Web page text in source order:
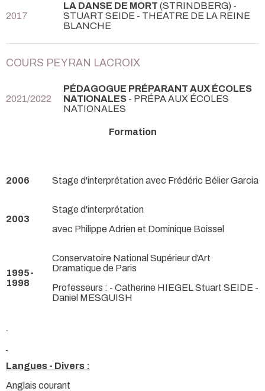
2017
LA DANSE DE MORT (STRINDBERG) -
STUART SEIDE - THEATRE DE LA REINE
BLANCHE
COURS PEYRAN LACROIX
2021/2022
PÉDAGOGUE PRÉPARANT AUX ÉCOLES
NATIONALES - PRÉPA AUX ÉCOLES
NATIONALES
Formation
2006 Stage d'interprétation avec Frédéric Bélier Garcia
2003
Stage d'interprétation
avec Philippe Adrien et Dominique Boissel
1995-
1998
Conservatoire National Supérieur d'Art
Dramatique de Paris
Professeurs : - Catherine HIEGEL Stuart SEIDE -
Daniel MESGUISH
Langues - Divers :
Anglais courant